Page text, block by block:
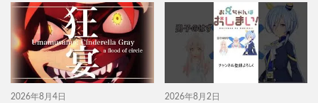
2026年8月4日 2026年8月2日